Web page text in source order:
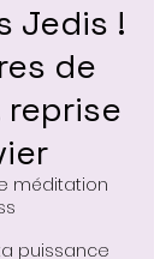
Jedis !
de
reprise
méditation
puissance